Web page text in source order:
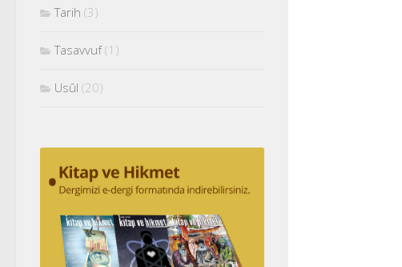
Tarih (3)
Tasavvuf(1)
Usûl (20)